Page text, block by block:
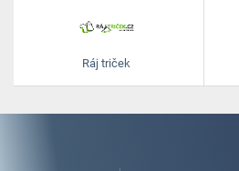
Ráj triček